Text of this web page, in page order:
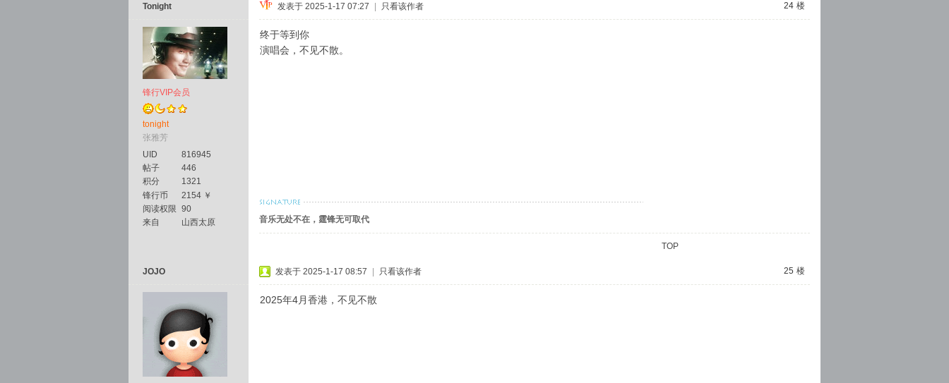
Tonight
锋行VIP会员
tonight
张雅芳
UID
816945
帖子
446
积分
1321
锋行币
2154 ￥
阅读权限 90
来自
山西太原
24 楼
发表于 2025-1-17 07:27 只看该作者
终于等到你
演唱会，不见不散。
音乐无处不在，霆锋无可取代
TOP
JOJO 25 楼
发表于 2025-1-17 08:57 只看该作者
2025年4月香港，不见不散